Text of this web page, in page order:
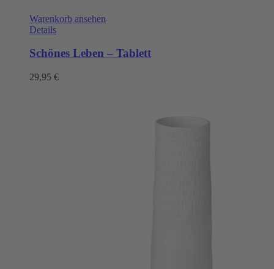
Warenkorb ansehen
Details
Schönes Leben – Tablett
29,95 €